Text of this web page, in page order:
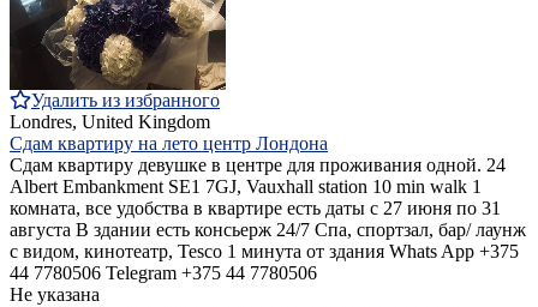
Удалить из избранного
Londres, United Kingdom
Сдам квартиру на лето центр Лондона
Сдам квартиру девушке в центре для проживания одной. 24
Albert Embankment SE1 7GJ, Vauxhall station 10 min walk 1
комната, все удобства в квартире есть даты с 27 июня по 31
августа В здании есть консьерж 24/7 Спа, спортзал, бар/ лаунж
с видом, кинотеатр, Tesco 1 минута от здания Whats App +375
44 7780506 Telegram +375 44 7780506
Не указана